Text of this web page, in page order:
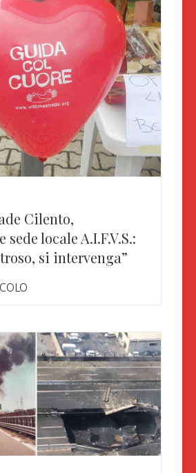
Cilento,
locale A.I.F.V.S.:
si intervenga”